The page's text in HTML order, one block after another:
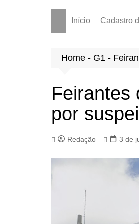
Início Cadastro
Home - G1 -
Feirantes
por
Redação 3 de